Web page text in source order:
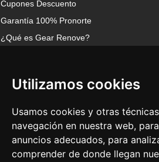
Utilizamos cookies
Usamos cookies y otras
navegación en nuestra web,
anuncios adecuados, para
comprender de donde llegan
Cupones Descuento
Garantía 100% Pronorte
¿Qué es Gear Renove?